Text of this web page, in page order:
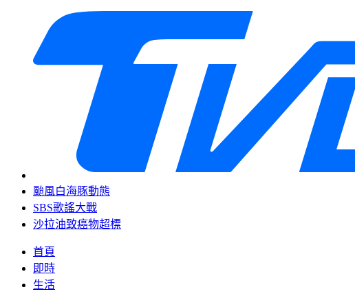
颱風白海豚動態
SBS歌謠大戰
沙拉油致癌物超標
首頁
即時
生活